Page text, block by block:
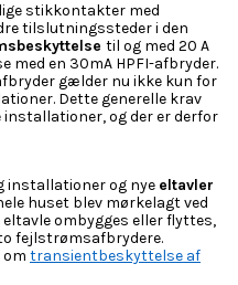
stikkontakter med
tilslutningssteder i den
til og med 20 A
en 30mA HPFI-afbryder.
gælder nu ikke kun for
Dette generelle krav
installationer, og der er derfor
installationer og nye eltavler
huset blev mørkelagt ved
ombygges eller flyttes,
fejlstrømsafbrydere.
om transientbeskyttelse af